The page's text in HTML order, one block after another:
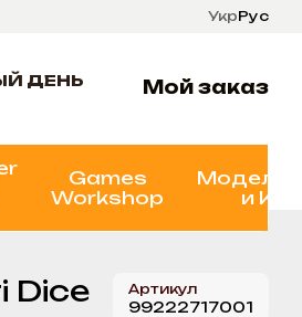
УкрРус
ДЕНЬ
Мой заказ
Games
Workshop
и
Dice Артикул
99222717001